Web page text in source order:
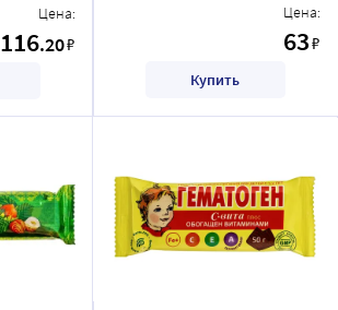
Цена:
116.20₽
Цена:
63₽
Купить